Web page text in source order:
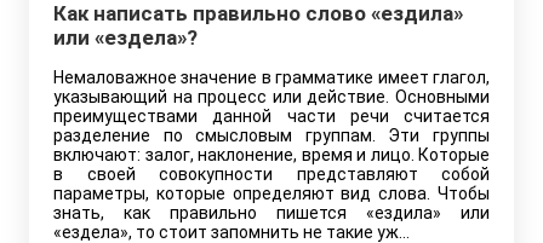
Как написать правильно слово «ездила»
или «ездела»?
Немаловажное значение в грамматике имеет глагол,
указывающий на процесс или действие. Основными
преимуществами данной части речи считается
разделение по смысловым группам. Эти группы
включают: залог, наклонение, время и лицо. Которые
в своей совокупности представляют собой
параметры, которые определяют вид слова. Чтобы
знать, как правильно пишется «ездила» или
«ездела», то стоит запомнить не такие уж…